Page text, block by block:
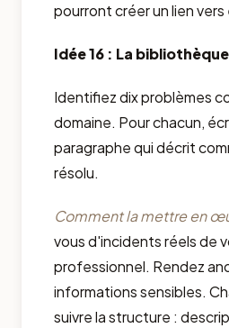
pourront créer un lien vers
Idée 16 : La
Identifiez dix problèmes
domaine. Pour chacun,
paragraphe qui décrit
résolu.
Comment la mettre en
vous d'incidents réels de
professionnel. Rendez
informations sensibles.
suivre la structure :